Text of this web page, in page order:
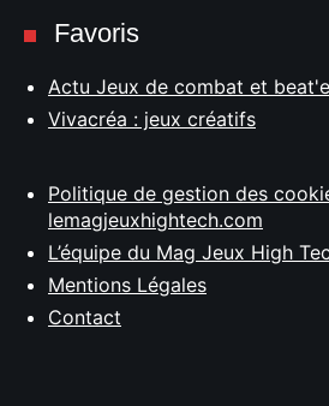
Favoris
Actu Jeux de combat et
Vivacréa : jeux créatifs
Politique de gestion des
lemagjeuxhightech.com
L’équipe du Mag Jeux High
Mentions Légales
Contact